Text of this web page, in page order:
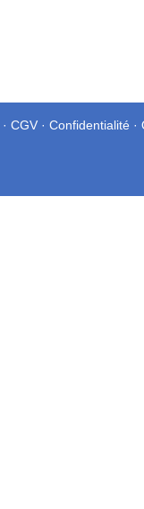
· CGV · Confidentialité ·